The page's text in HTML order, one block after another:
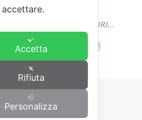
COLORI, ODORI E SAPORI...
DEL BUON CIBO
© 2015 Cominciamo da qua.
accettare.
Accetta
Rifiuta
Personalizza